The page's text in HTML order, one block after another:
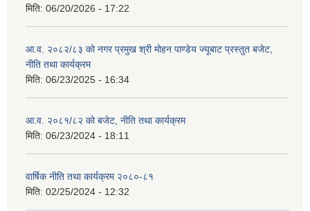
मिति: 06/20/2026 - 17:22
आ.व. २०८२/८३ को नगर प्रमुख श्री मोहन पाण्डेय ज्यूबाट प्रस्तुत बजेट,
नीति तथा कार्यक्रम
मिति: 06/23/2025 - 16:34
आ.व. २०८१/८२ को बजेट, नीति तथा कार्यक्रम
मिति: 06/23/2024 - 18:11
वार्षिक नीति तथा कार्यक्रम २०८०-८१
मिति: 02/25/2024 - 12:32